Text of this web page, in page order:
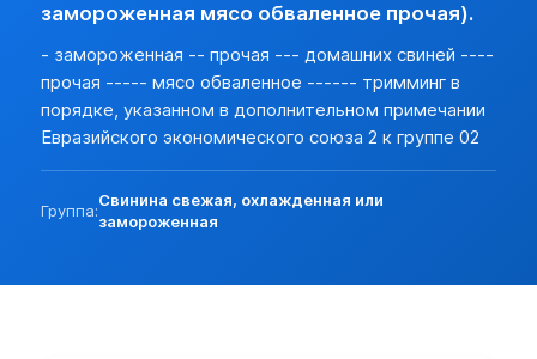
Разреш. прочие:
нет (базовая)
Запреты (другие страны): нет
Экспорт:
Пошлина:
нет
Лицензирование:
нет (базовая)
Запреты (другие страны): нет (базовая)
замороженная мясо обваленное прочая).
- замороженная -- прочая --- домашних свиней ----
прочая ----- мясо обваленное ------ тримминг в
порядке, указанном в дополнительном примечании
Евразийского экономического союза 2 к группе 02
Группа:
Свинина свежая, охлажденная или
замороженная